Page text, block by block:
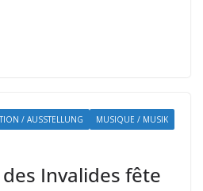
/ AUSSTELLUNG
MUSIQUE / MUSIK
des Invalides fête